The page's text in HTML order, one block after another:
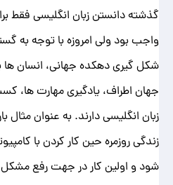
گذشته دانستن زبان انگلیسی فقط
واجب بود ولی امروزه با توجه به
شکل گیری دهکده جهانی، انسان ها
جهان اطراف، یادگیری مهارت ها،
زبان انگلیسی دارند. به عنوان مثال
زندگی روزمره حین کار کردن با
شود و اولین کار در جهت رفع